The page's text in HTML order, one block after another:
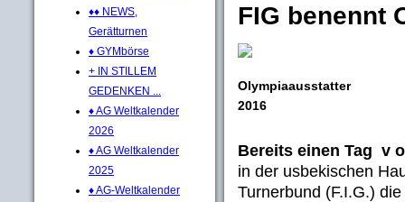
♦♦ NEWS,
Gerätturnen
♦ GYMbörse
+ IN STILLEM
GEDENKEN ...
♦ AG Weltkalender
2026
♦ AG Weltkalender
2025
♦ AG-Weltkalender
FIG benennt
Olympiaausstatter
2016
Bereits einen Tag v
in der usbekischen
Turnerbund (F.I.G.)